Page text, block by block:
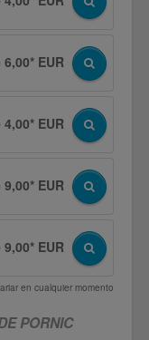
EUR
EUR
EUR
EUR
en cualquier momento
PORNIC